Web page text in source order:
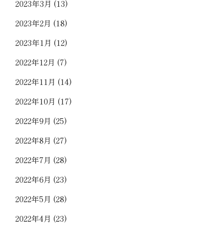
2023年3月 (13)
2023年2月 (18)
2023年1月 (12)
2022年12月 (7)
2022年11月 (14)
2022年10月 (17)
2022年9月 (25)
2022年8月 (27)
2022年7月 (28)
2022年6月 (23)
2022年5月 (28)
2022年4月 (23)